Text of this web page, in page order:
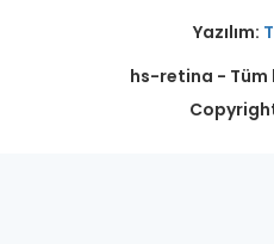
Yazılım:
hs-retina - Tüm